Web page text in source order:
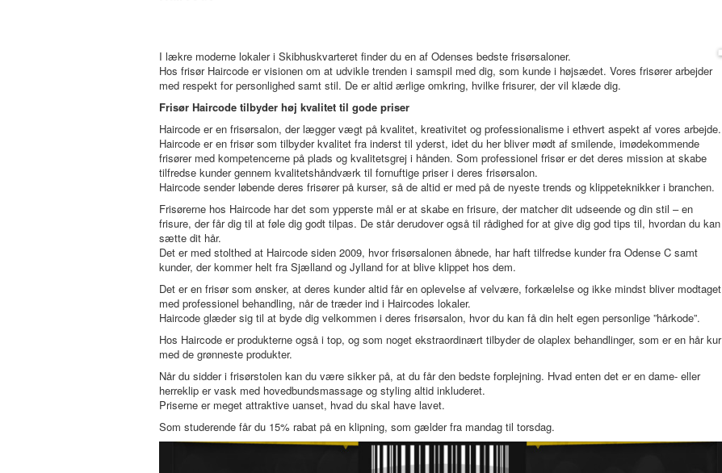
I lækre moderne lokaler i Skibhuskvarteret finder du en af Odenses bedste frisørsaloner.
Hos frisør Haircode er visionen om at udvikle trenden i samspil med dig, som kunde i højsædet. Vores frisører arbejder
med respekt for personlighed samt stil. De er altid ærlige omkring, hvilke frisurer, der vil klæde dig.
Frisør Haircode tilbyder høj kvalitet til gode priser
Haircode er en frisørsalon, der lægger vægt på kvalitet, kreativitet og professionalisme i ethvert aspekt af vores arbejde.
Haircode er en frisør som tilbyder kvalitet fra inderst til yderst, idet du her bliver mødt af smilende, imødekommende
frisører med kompetencerne på plads og kvalitetsgrej i hånden. Som professionel frisør er det deres mission at skabe
tilfredse kunder gennem kvalitetshåndværk til fornuftige priser i deres frisørsalon.
Haircode sender løbende deres frisører på kurser, så de altid er med på de nyeste trends og klippeteknikker i branchen.
Frisørerne hos Haircode har det som ypperste mål er at skabe en frisure, der matcher dit udseende og din stil – en
frisure, der får dig til at føle dig godt tilpas. De står derudover også til rådighed for at give dig god tips til, hvordan du kan
sætte dit hår.
Det er med stolthed at Haircode siden 2009, hvor frisørsalonen åbnede, har haft tilfredse kunder fra Odense C samt
kunder, der kommer helt fra Sjælland og Jylland for at blive klippet hos dem.
Det er en frisør som ønsker, at deres kunder altid får en oplevelse af velvære, forkælelse og ikke mindst bliver modtaget
med professionel behandling, når de træder ind i Haircodes lokaler.
Haircode glæder sig til at byde dig velkommen i deres frisørsalon, hvor du kan få din helt egen personlige ”hårkode”.
Hos Haircode er produkterne også i top, og som noget ekstraordinært tilbyder de olaplex behandlinger, som er en hår kur
med de grønneste produkter.
Når du sidder i frisørstolen kan du være sikker på, at du får den bedste forplejning. Hvad enten det er en dame- eller
herreklip er vask med hovedbundsmassage og styling altid inkluderet.
Priserne er meget attraktive uanset, hvad du skal have lavet.
Som studerende får du 15% rabat på en klipning, som gælder fra mandag til torsdag.